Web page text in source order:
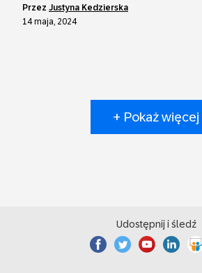
przez Justyna Kedzierska
14 maja, 2024
+ Pokaż więcej
Udostępnij i śledź